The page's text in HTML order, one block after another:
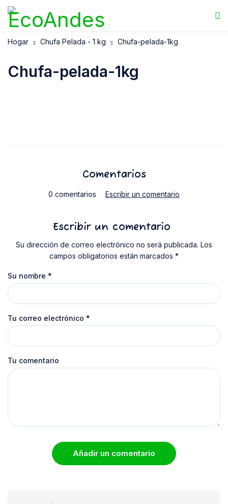
Hogar Chufa Pelada - 1 kg Chufa-pelada-1kg
Chufa-pelada-1kg
Comentarios
0 comentarios Escribir un comentario
Escribir un comentario
Su dirección de correo electrónico no será publicada. Los
campos obligatorios están marcados *
Su nombre *
Tu correo electrónico *
Tu comentario
Añadir un comentario